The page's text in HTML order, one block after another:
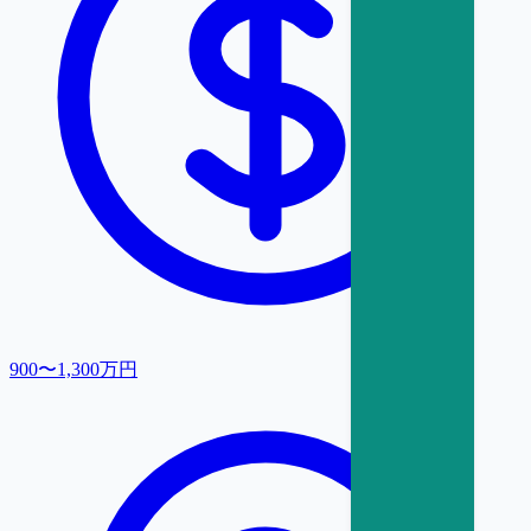
900〜1,300万円